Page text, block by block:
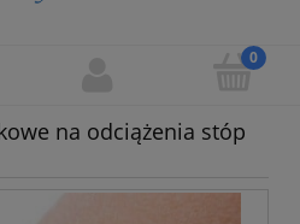
na odciążenia stóp